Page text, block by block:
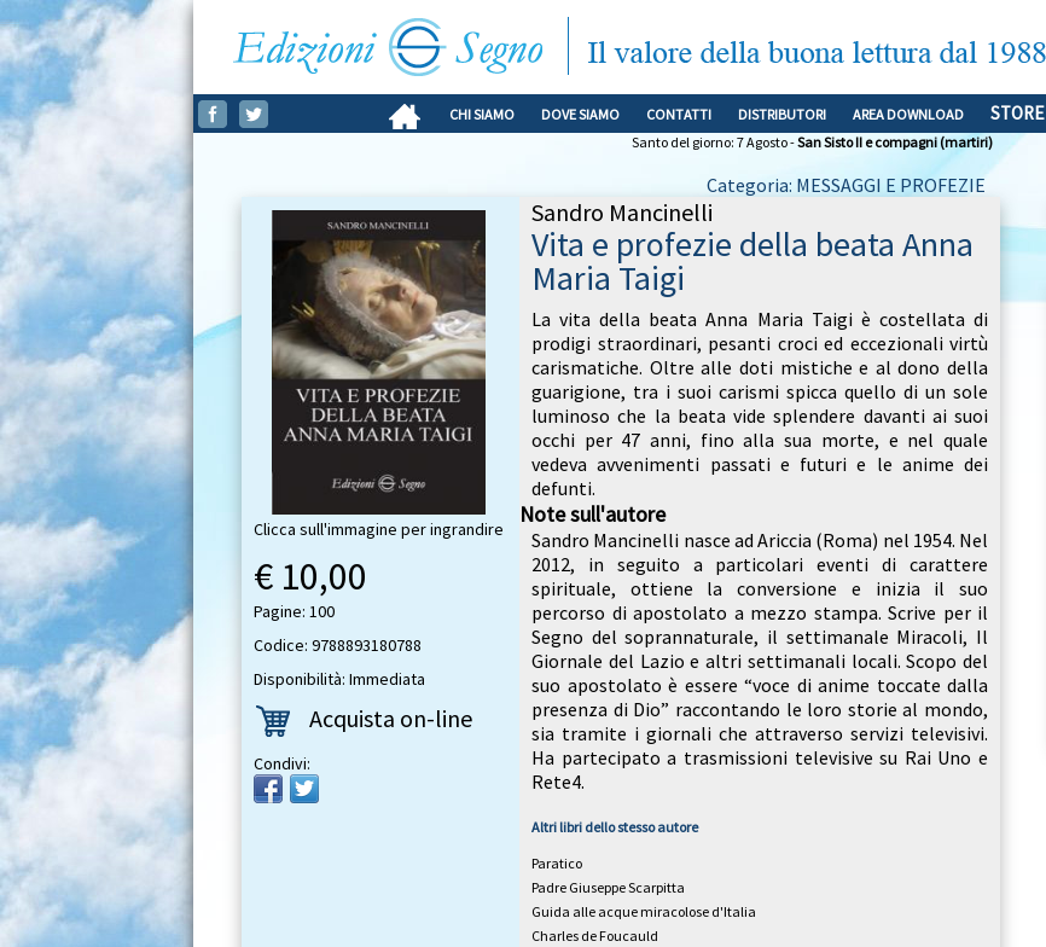
CHI SIAMO DOVE SIAMO CONTATTI DISTRIBUTORI AREA DOWNLOAD STORE
Santo del giorno: 7 Agosto -San Sisto II e compagni (martiri)
Categoria: MESSAGGI E PROFEZIE
Sandro Mancinelli
Vita e profezie della beata Anna
Maria Taigi
La vita della beata Anna Maria Taigi è costellata di
prodigi straordinari, pesanti croci ed eccezionali virtù
carismatiche. Oltre alle doti mistiche e al dono della
guarigione, tra i suoi carismi spicca quello di un sole
luminoso che la beata vide splendere davanti ai suoi
occhi per 47 anni, fino alla sua morte, e nel quale
vedeva avvenimenti passati e futuri e le anime dei
defunti.
Note sull'autore
Sandro Mancinelli nasce ad Ariccia (Roma) nel 1954. Nel
2012, in seguito a particolari eventi di carattere
spirituale, ottiene la conversione e inizia il suo
percorso di apostolato a mezzo stampa. Scrive per il
Segno del soprannaturale, il settimanale Miracoli, Il
Giornale del Lazio e altri settimanali locali. Scopo del
suo apostolato è essere “voce di anime toccate dalla
presenza di Dio” raccontando le loro storie al mondo,
sia tramite i giornali che attraverso servizi televisivi.
Ha partecipato a trasmissioni televisive su Rai Uno e
Rete4.
Altri libri dello stesso autore
Paratico
Padre Giuseppe Scarpitta
Guida alle acque miracolose d'Italia
Charles de Foucauld
Clicca sull'immagine per ingrandire
€ 10,00
Pagine: 100
Codice: 9788893180788
Disponibilità: Immediata
Acquista on-line
Condivi: